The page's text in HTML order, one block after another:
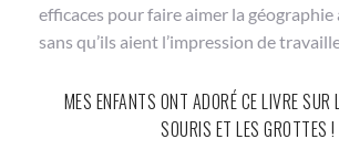
efficaces pour faire aimer la géographie
sans qu’ils aient l’impression de
MES ENFANTS ONT ADORÉ CE LIVRE SUR
SOURIS ET LES GROTTES !